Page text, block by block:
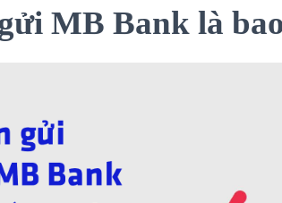
MB Bank là